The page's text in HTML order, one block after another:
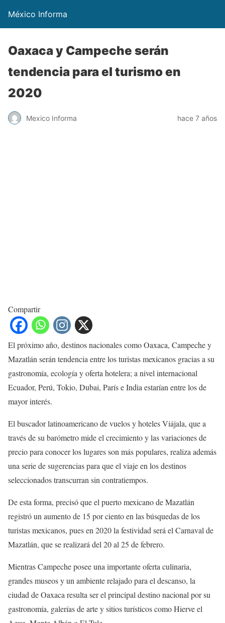
México Informa
Oaxaca y Campeche serán
tendencia para el turismo en
2020
Mexico Informa hace 7 años
Compartir
El próximo año, destinos nacionales como Oaxaca, Campeche y
Mazatlán serán tendencia entre los turistas mexicanos gracias a su
gastronomía, ecología y oferta hotelera; a nivel internacional
Ecuador, Perú, Tokio, Dubai, París e India estarían entre los de
mayor interés.
El buscador latinoamericano de vuelos y hoteles Viájala, que a
través de su barómetro mide el crecimiento y las variaciones de
precio para conocer los lugares son más populares, realiza además
una serie de sugerencias para que el viaje en los destinos
seleccionados transcurran sin contratiempos.
De esta forma, precisó que el puerto mexicano de Mazatlán
registró un aumento de 15 por ciento en las búsquedas de los
turistas mexicanos, pues en 2020 la festividad será el Carnaval de
Mazatlán, que se realizará del 20 al 25 de febrero.
Mientras Campeche posee una importante oferta culinaria,
grandes museos y un ambiente relajado para el descanso, la
ciudad de Oaxaca resulta ser el principal destino nacional por su
gastronomía, galerías de arte y sitios turísticos como Hierve el